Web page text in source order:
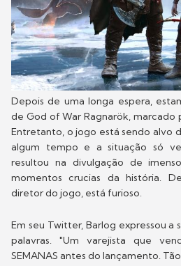
Depois de uma longa espera,
de God of War Ragnarök, marcado
Entretanto, o jogo está sendo alvo
algum tempo e a situação só
resultou na divulgação de
momentos crucias da história.
diretor do jogo, está furioso.
Em seu Twitter, Barlog expressou a
palavras. "Um varejista que
SEMANAS antes do lançamento.